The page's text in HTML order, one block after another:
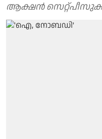
ആക്ഷൻ